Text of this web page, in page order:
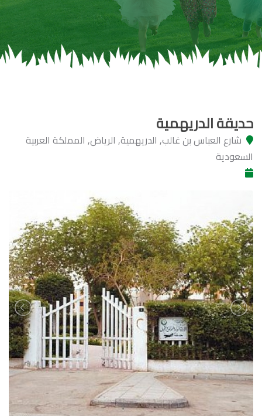
حديقة الدريهمية
شارع العباس بن غالب, الدريهمية, الرياض, المملكة العربية
السعودية